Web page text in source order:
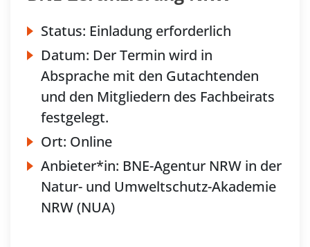
Status: Einladung erforderlich
Datum: Der Termin wird in
Absprache mit den Gutachtenden
und den Mitgliedern des Fachbeirats
festgelegt.
Ort: Online
Anbieter*in: BNE-Agentur NRW in der
Natur- und Umweltschutz-Akademie
NRW (NUA)